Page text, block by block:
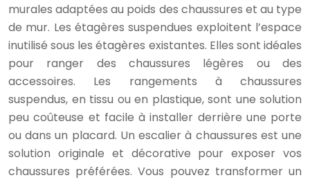
murales adaptées au poids des chaussures et au type
de mur. Les étagères suspendues exploitent l’espace
inutilisé sous les étagères existantes. Elles sont idéales
pour ranger des chaussures légères ou des
accessoires. Les rangements à chaussures
suspendus, en tissu ou en plastique, sont une solution
peu coûteuse et facile à installer derrière une porte
ou dans un placard. Un escalier à chaussures est une
solution originale et décorative pour exposer vos
chaussures préférées. Vous pouvez transformer un